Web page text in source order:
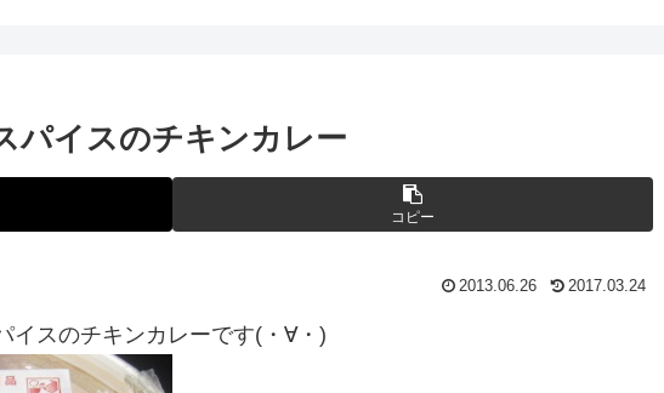
パイスのチキンカレー
コピー
2013.06.26 2017.03.24
イスのチキンカレーです(・∀・)